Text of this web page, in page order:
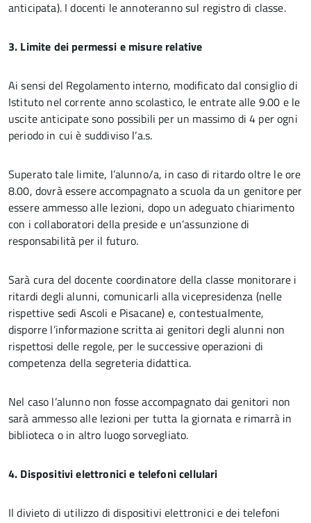
anticipata). I docenti le annoteranno sul registro di classe.
3. Limite dei permessi e misure relative
Ai sensi del Regolamento interno, modificato dal consiglio di
Istituto nel corrente anno scolastico, le entrate alle 9.00 e le
uscite anticipate sono possibili per un massimo di 4 per ogni
periodo in cui è suddiviso l’a.s.
Superato tale limite, l’alunno/a, in caso di ritardo oltre le ore
8.00, dovrà essere accompagnato a scuola da un genitore per
essere ammesso alle lezioni, dopo un adeguato chiarimento
con i collaboratori della preside e un’assunzione di
responsabilità per il futuro.
Sarà cura del docente coordinatore della classe monitorare i
ritardi degli alunni, comunicarli alla vicepresidenza (nelle
rispettive sedi Ascoli e Pisacane) e, contestualmente,
disporre l’informazione scritta ai genitori degli alunni non
rispettosi delle regole, per le successive operazioni di
competenza della segreteria didattica.
Nel caso l’alunno non fosse accompagnato dai genitori non
sarà ammesso alle lezioni per tutta la giornata e rimarrà in
biblioteca o in altro luogo sorvegliato.
4. Dispositivi elettronici e telefoni cellulari
Il divieto di utilizzo di dispositivi elettronici e dei telefoni